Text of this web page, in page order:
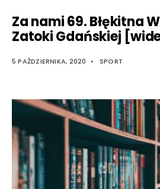
Za nami 69. Błękitna
Zatoki Gdańskiej
5 PAŹDZIERNIKA, 2020 • SPORT